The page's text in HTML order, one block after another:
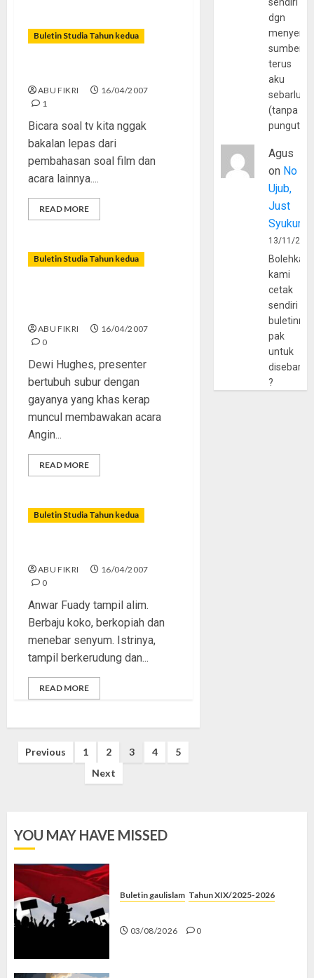
Buletin Studia Tahun kedua
ABU FIKRI
16/04/2007
1
Bicara soal tv kita nggak
bakalan lepas dari
pembahasan soal film dan
acara lainnya....
READ MORE
Buletin Studia Tahun kedua
ABU FIKRI
16/04/2007
0
Dewi Hughes, presenter
bertubuh subur dengan
gayanya yang khas kerap
muncul membawakan acara
Angin...
READ MORE
Buletin Studia Tahun kedua
ABU FIKRI
16/04/2007
0
Anwar Fuady tampil alim.
Berbaju koko, berkopiah dan
menebar senyum. Istrinya,
tampil berkerudung dan...
READ MORE
Posts
Previous 1 2 3 4
5
Next
dgn
sumber
terus
aku
(tanpa
Agus
on No
Ujub,
Just
Syukur
13/11/
Bolehkah
kami
cetak
sendiri
pak
untuk
?
YOU MAY HAVE MISSED
Buletin gaulislam Tahun XIX/2025-2026
03/08/2026 0